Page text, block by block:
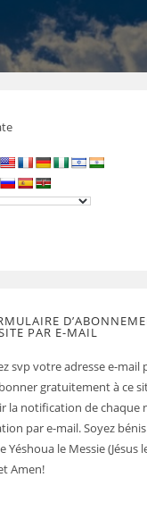
PAR E-MAIL
svp votre adresse e-mail
gratuitement à ce
la notification de chaque
par e-mail. Soyez
Yéshoua le Messie (Jésus
Amen!